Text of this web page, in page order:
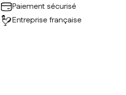
Paiement sécurisé
Entreprise française